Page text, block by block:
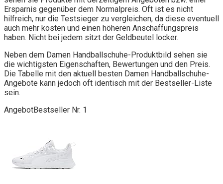
Ersparnis gegenüber dem Normalpreis. Oft ist es nicht
hilfreich, nur die Testsieger zu vergleichen, da diese eventuell
auch mehr kosten und einen höheren Anschaffungspreis
haben. Nicht bei jedem sitzt der Geldbeutel locker.
Neben dem Damen Handballschuhe-Produktbild sehen sie
die wichtigsten Eigenschaften, Bewertungen und den Preis.
Die Tabelle mit den aktuell besten Damen Handballschuhe-
Angebote kann jedoch oft identisch mit der Bestseller-Liste
sein.
AngebotBestseller Nr. 1